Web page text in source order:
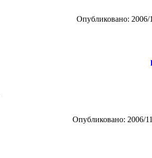
Опубликовано: 2006/
Опубликовано: 2006/